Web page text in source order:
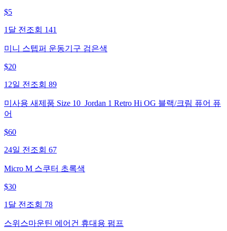
$5
1달 전 조회 141
미니 스텝퍼 운동기구 검은색
$20
12일 전 조회 89
미사용 새제품 Size 10_Jordan 1 Retro Hi OG 블랙/크림 퓨어 퓨
어
$60
24일 전 조회 67
Micro M 스쿠터 초록색
$30
1달 전 조회 78
스위스마운틴 에어건 휴대용 펌프